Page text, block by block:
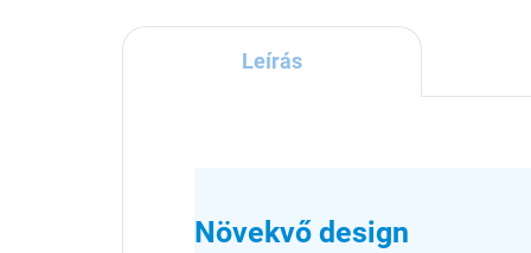
Leírás
Növekvő design